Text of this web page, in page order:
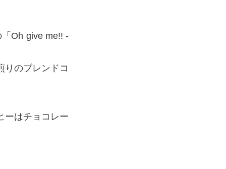
Oh give me!! -
りのブレンドコ
ーはチョコレー